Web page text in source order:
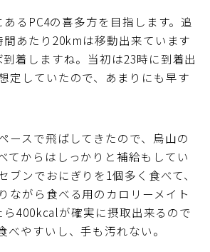
るPC4の喜多方を目指します。追
間あたり20kmは移動出来ています
着しますね。当初は23時に到着出
定していたので、あまりにも早す
ースで飛ばしてきたので、烏山の
てからはしっかりと補給もしてい
ブンでおにぎりを1個多く食べて、
ながら食べる用のカロリーメイト
ら400kcalが確実に摂取出来るので
べやすいし、手も汚れない。